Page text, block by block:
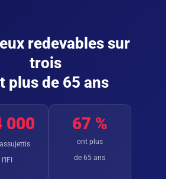
redevables sur
trois
plus de 65 ans
000 67 %
ont plus
de 65 ans